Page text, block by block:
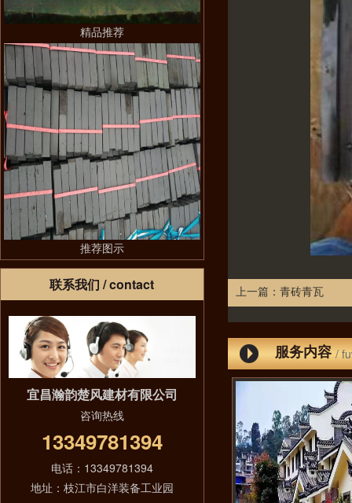
精品推荐
推荐图示
联系我们 / contact
宜昌瀚韵楚风建材有限公司
咨询热线
13349781394
电话：13349781394
地址：枝江市白洋装备工业园
上一篇： 青砖青瓦
服务内容 /